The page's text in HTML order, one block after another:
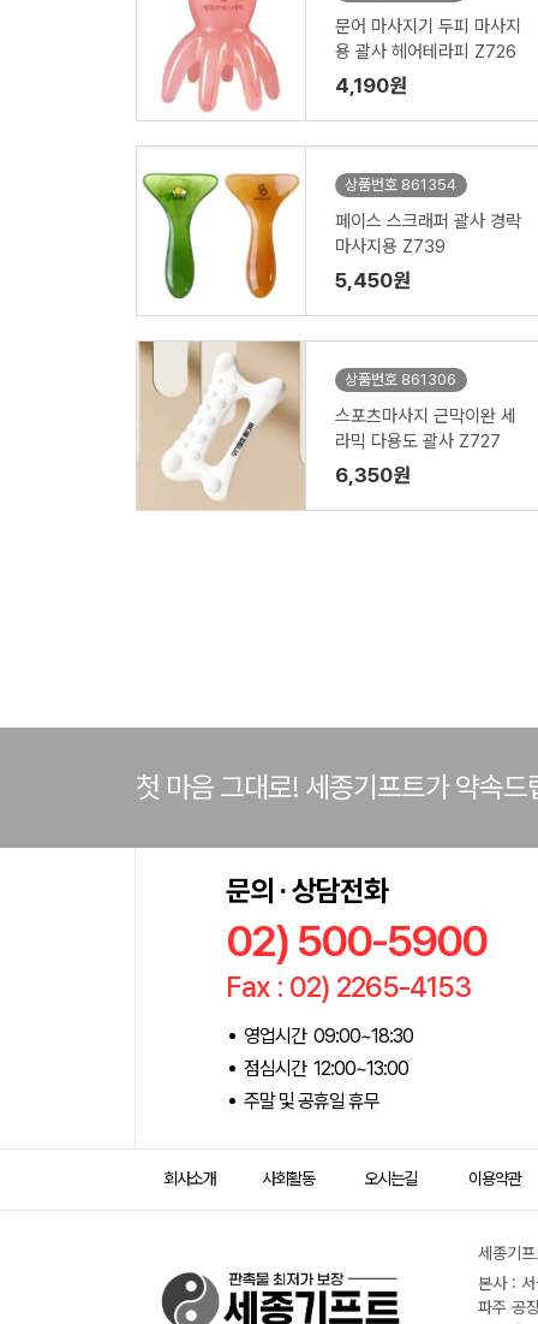
문어 마사지기 두피 마사지
용 괄사 헤어테라피 Z726
4,190원
상품번호 861354
페이스 스크래퍼 괄사 경락
마사지용 Z739
5,450원
상품번호 861306
스포츠마사지 근막이완 세
라믹 다용도 괄사 Z727
6,350원
첫 마음 그대로! 세종기프트가 약속드
문의 · 상담전화
02) 500-5900
Fax : 02) 2265-4153
영업시간 09:00~18:30
점심시간 12:00~13:00
주말 및 공휴일 휴무
회사소개 사회활동 오시는길 이용약관
세종기
본사 :
파주 공